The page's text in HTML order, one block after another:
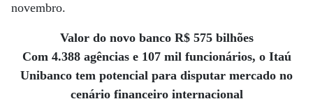
novembro.
Valor do novo banco R$ 575 bilhões
Com 4.388 agências e 107 mil funcionários, o Itaú
Unibanco tem potencial para disputar mercado no
cenário financeiro internacional